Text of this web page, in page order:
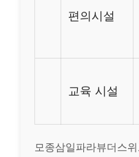
편의시설
교육 시설
모종삼일파라뷰더스